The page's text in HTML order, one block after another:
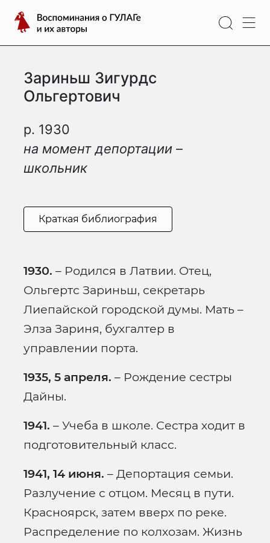
содержимому
Воспоминания
о
ГУЛАГе
их
авторы
Зариньш Зигурдс
Ольгертович
р. 1930
на момент депортации –
школьник
Краткая библиография
1930. – Родился в Латвии. Отец,
Ольгертс Зариньш, секретарь
Лиепайской городской думы. Мать –
Элза Зариня, бухгалтер в
управлении порта.
1935, 5 апреля. – Рождение сестры
Дайны.
1941. – Учеба в школе. Сестра ходит в
подготовительный класс.
1941, 14 июня. – Депортация семьи.
Разлучение с отцом. Месяц в пути.
Красноярск, затем вверх по реке.
Распределение по колхозам. Жизнь